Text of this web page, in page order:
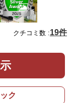
クチコミ数 :19件
ク